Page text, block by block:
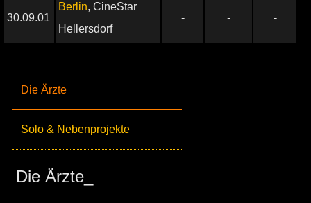
Die Ärzte
Solo & Nebenprojekte
Die Ärzte_
30.09.01
Berlin, CineStar
Hellersdorf
- - -